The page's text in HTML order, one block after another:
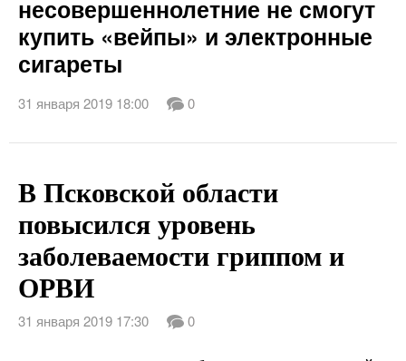
несовершеннолетние не смогут
купить «вейпы» и электронные
сигареты
31 января 2019 18:00 0
В Псковской области
повысился уровень
заболеваемости гриппом и
ОРВИ
31 января 2019 17:30 0